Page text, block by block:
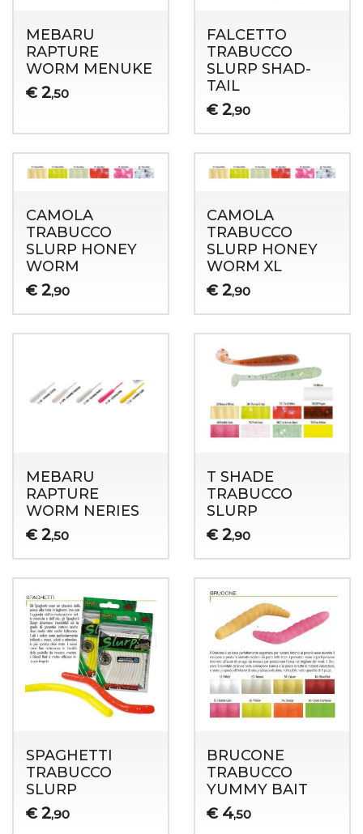
MEBARU
RAPTURE
WORM MENUKE
€ 2,50
FALCETTO
TRABUCCO
SLURP SHAD-
TAIL
€ 2,90
CAMOLA
TRABUCCO
SLURP HONEY
WORM
€ 2,90
CAMOLA
TRABUCCO
SLURP HONEY
WORM XL
€ 2,90
MEBARU
RAPTURE
WORM NERIES
€ 2,50
T SHADE
TRABUCCO
SLURP
€ 2,90
SPAGHETTI
TRABUCCO
SLURP
€ 2,90
BRUCONE
TRABUCCO
YUMMY BAIT
€ 4,50